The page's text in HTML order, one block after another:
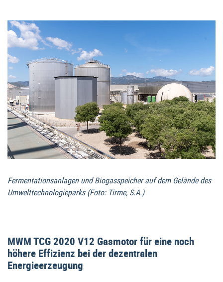
Fermentationsanlagen und Biogasspeicher auf dem Gelände des
Umwelttechnologieparks (Foto: Tirme, S.A.)
MWM TCG 2020 V12 Gasmotor für eine noch
höhere Effizienz bei der dezentralen
Energieerzeugung